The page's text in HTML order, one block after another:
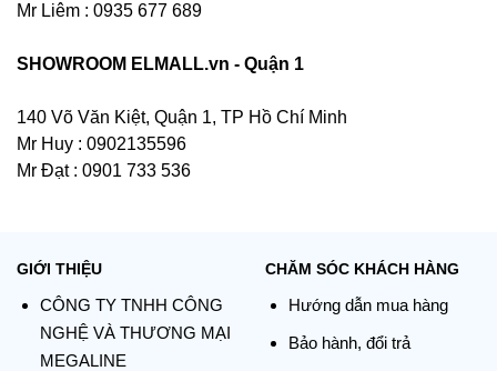
Mr Liêm : 0935 677 689
SHOWROOM ELMALL.vn - Quận 1
140 Võ Văn Kiệt, Quận 1, TP Hồ Chí Minh
Mr Huy : 0902135596
Mr Đạt : 0901 733 536
GIỚI THIỆU
CÔNG TY TNHH CÔNG
NGHỆ VÀ THƯƠNG MẠI
MEGALINE
CHĂM SÓC KHÁCH HÀNG
Hướng dẫn mua hàng
Bảo hành, đổi trả